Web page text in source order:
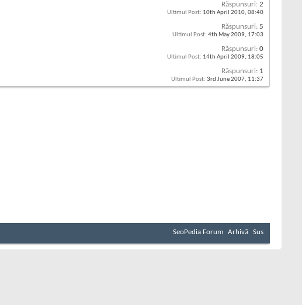
Răspunsuri: 2
Ultimul Post: 10th April 2010, 08:40
Răspunsuri: 5
Ultimul Post: 4th May 2009, 17:03
Răspunsuri: 0
Ultimul Post: 14th April 2009, 18:05
Răspunsuri: 1
Ultimul Post: 3rd June 2007, 11:37
SeoPedia Forum Arhivă Sus